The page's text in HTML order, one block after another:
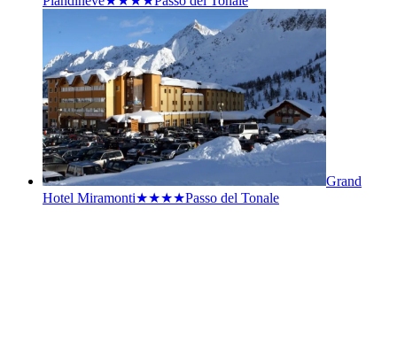
Grand
Hotel Miramonti★★★★Passo del Tonale